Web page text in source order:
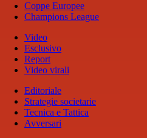
Coppe Europee
Champions League
Video
Esclusivo
Report
Video virali
Editoriale
Strategie societarie
Tecnica e Tattica
Avversari